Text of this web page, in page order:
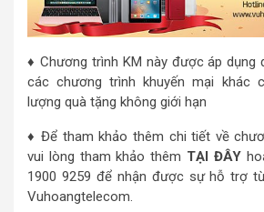
♦ Chương trình KM này được áp
các chương trình khuyến mại khác
lượng quà tặng không giới hạn
♦ Để tham khảo thêm chi tiết về
vui lòng tham khảo thêm TẠI ĐÂY
1900 9259 để nhận được sự hỗ trợ
Vuhoangtelecom.